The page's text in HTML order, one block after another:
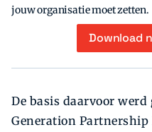
jouw organisatie moet zetten.
Download
De basis daarvoor
Generation Partnership